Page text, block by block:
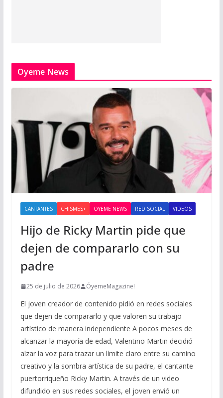
Oyeme News
CANTANTES CHISMES+ OYEME NEWS RED SOCIAL VIDEOS
Hijo de Ricky Martin pide que
dejen de compararlo con su
padre
25 de julio de 2026 ÓyemeMagazine!
El joven creador de contenido pidió en redes sociales
que dejen de compararlo y que valoren su trabajo
artístico de manera independiente A pocos meses de
alcanzar la mayoría de edad, Valentino Martin decidió
alzar la voz para trazar un límite claro entre su camino
creativo y la sombra artística de su padre, el cantante
puertorriqueño Ricky Martin. A través de un video
difundido en sus redes sociales, el joven envió un